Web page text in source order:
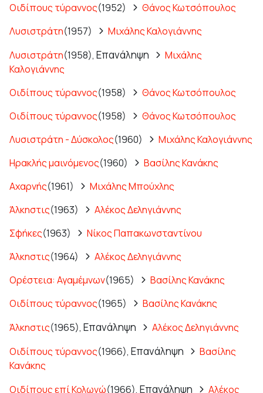
Οιδίπους τύραννος(1952)
Θάνος Κωτσόπουλος
Λυσιστράτη(1957)
Μιχάλης Καλογιάννης
Λυσιστράτη(1958), Επανάληψη
Μιχάλης
Καλογιάννης
Οιδίπους τύραννος(1958)
Θάνος Κωτσόπουλος
Οιδίπους τύραννος(1958)
Θάνος Κωτσόπουλος
Λυσιστράτη - Δύσκολος(1960)
Μιχάλης Καλογιάννης
Ηρακλής μαινόμενος(1960)
Βασίλης Κανάκης
Αχαρνής(1961)
Μιχάλης Μπούχλης
Άλκηστις(1963)
Αλέκος Δεληγιάννης
Σφήκες(1963)
Νίκος Παπακωνσταντίνου
Άλκηστις(1964)
Αλέκος Δεληγιάννης
Ορέστεια: Αγαμέμνων(1965)
Βασίλης Κανάκης
Οιδίπους τύραννος(1965)
Βασίλης Κανάκης
Άλκηστις(1965), Επανάληψη
Αλέκος Δεληγιάννης
Οιδίπους τύραννος(1966), Επανάληψη
Βασίλης
Κανάκης
Οιδίπους επί Κολωνώ(1966), Επανάληψη
Αλέκος